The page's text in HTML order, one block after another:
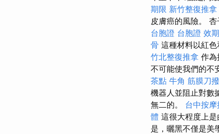
期限 新竹整復推拿
皮膚癌的風險。
台胞證 台胞證 效期
骨 這種材料以紅
竹北整復推拿 作為
不可能使我們的不
茶點 牛角 筋膜刀
機器人並阻止對數
無二的。 台中按
體 這很大程度上
是，曬黑不僅是美